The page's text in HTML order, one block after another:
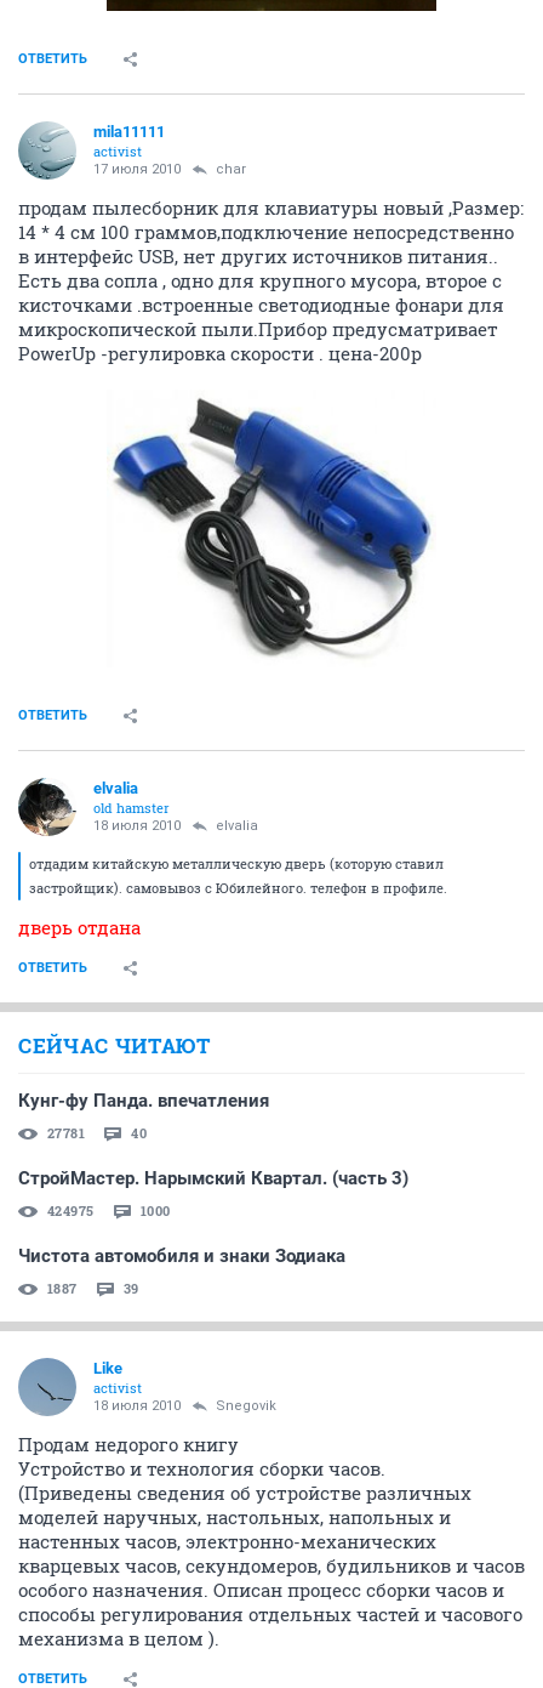
ОТВЕТИТЬ
mila11111
activist
17 июля 2010 char
продам пылесборник для клавиатуры новый ,Размер:
14 * 4 см 100 граммов,подключение непосредственно
в интерфейс USB, нет других источников питания..
Есть два сопла , одно для крупного мусора, второе с
кисточками .встроенные светодиодные фонари для
микроскопической пыли.Прибор предусматривает
PowerUp -регулировка скорости . цена-200р
ОТВЕТИТЬ
elvalia
old hamster
18 июля 2010 elvalia
отдадим китайскую металлическую дверь (которую ставил
застройщик). самовывоз с Юбилейного. телефон в профиле.
дверь отдана
ОТВЕТИТЬ
СЕЙЧАС ЧИТАЮТ
Кунг-фу Панда. впечатления
27781 40
СтройМастер. Нарымский Квартал. (часть 3)
424975 1000
Чистота автомобиля и знаки Зодиака
1887 39
Like
activist
18 июля 2010 Snegovik
Продам недорого книгу
Устройство и технология сборки часов.
(Приведены сведения об устройстве различных
моделей наручных, настольных, напольных и
настенных часов, электронно-механических
кварцевых часов, секундомеров, будильников и часов
особого назначения. Описан процесс сборки часов и
способы регулирования отдельных частей и часового
механизма в целом ).
ОТВЕТИТЬ